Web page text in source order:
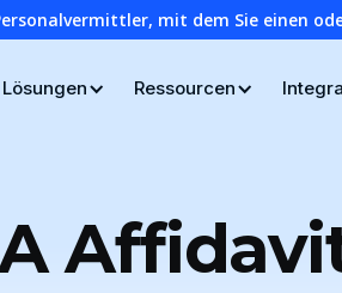
mit dem Sie einen
Lösungen Ressourcen